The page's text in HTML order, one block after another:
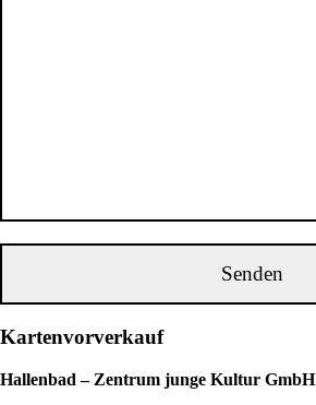
Karten­vorverkauf
Hallenbad – Zentrum junge Kultur GmbH